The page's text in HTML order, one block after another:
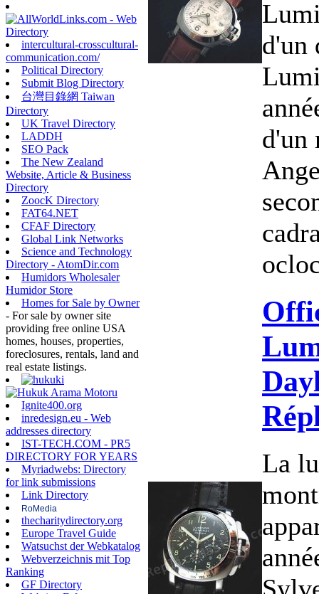
intercultural-crosscultural-
communication.com/
Political Directory
Submit Blog Directory
台灣目錄網 Taiwan
Directory
UK Travel Directory
LADDH
SEO Pack
The New Zealand
Website, Article & Business
Directory
ZoocK Directory
FAT64.NET
CFAF Directory
Global Link Networks
Science and Technology
Directory - AtomDir.com
Humidors Wholesaler
Humidor Store
Homes for Sale by Owner
- For sale by owner site
providing free online USA
homes, houses, properties,
foreclosures, rentals, land and
real estate listings.
Ignite400.org
inredesign.eu - Web
addresses directory
IST-TECH.COM - PR5
DIRECTORY FOR YEARS
Myriadwebs: Directory
for link submissions
Link Directory
RoMedia
thecharitydirectory.org
Europe Travel Guide
Watsuchst der Webkatalog
Webverzeichnis mit Top
Ranking
GF Directory
d'un
d'un
La